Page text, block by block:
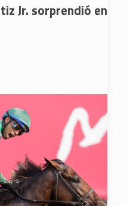
Jr. sorprendió en